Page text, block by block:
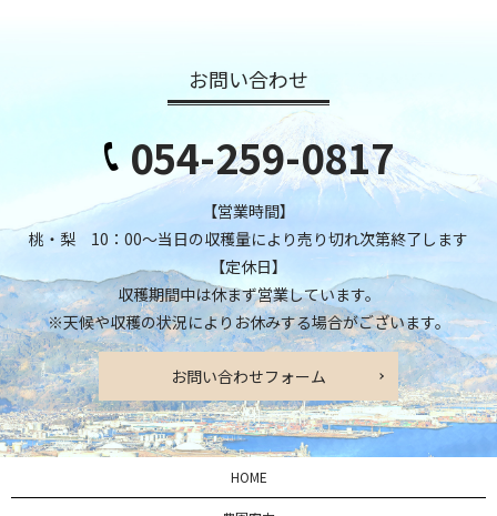
お問い合わせ
054-259-0817
【営業時間】
桃・梨 10：00～当日の収穫量により売り切れ次第終了します
【定休日】
収穫期間中は休まず営業しています。
※天候や収穫の状況によりお休みする場合がございます。
お問い合わせフォーム
HOME